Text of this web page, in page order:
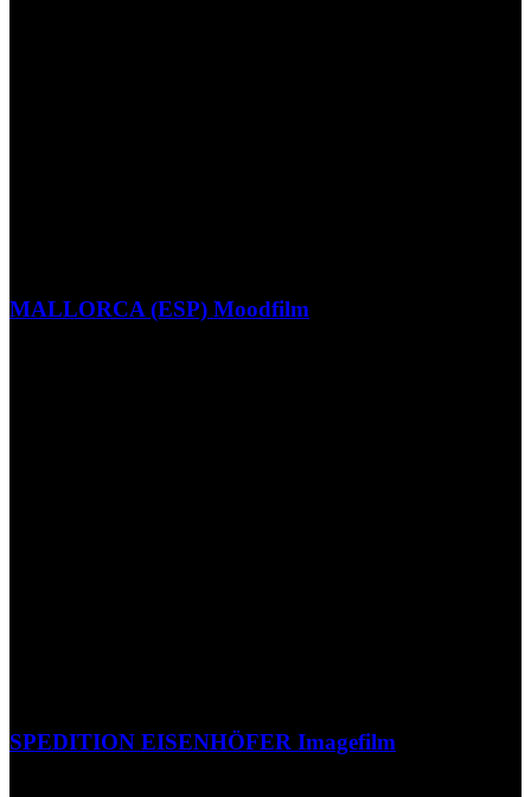
MALLORCA (ESP) Moodfilm
SPEDITION EISENHÖFER Imagefilm